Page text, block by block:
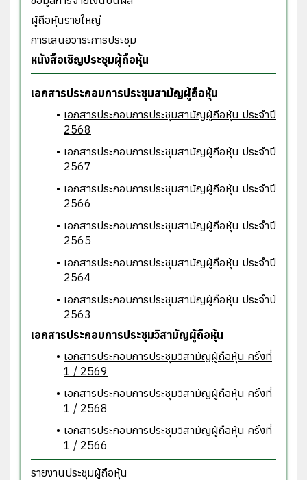
ผู้ถือหุ้นรายใหญ่
การเสนอวาระการประชุม
หนังสือเชิญประชุมผู้ถือหุ้น
เอกสารประกอบการประชุมสามั ญผู้ถือหุ้น
เอกสารประกอบการประชุมสามั ญผู้ถือหุ้น ประจำปี
2568
เอกสารประกอบการประชุมสามั ญผู้ถือหุ้น ประจำปี
2567
เอกสารประกอบการประชุมสามั ญผู้ถือหุ้น ประจำปี
2566
เอกสารประกอบการประชุมสามั ญผู้ถือหุ้น ประจำปี
2565
เอกสารประกอบการประชุมสามั ญผู้ถือหุ้น ประจำปี
2564
เอกสารประกอบการประชุมสามั ญผู้ถือหุ้น ประจำปี
2563
เอกสารประกอบการประชุมวิสามั ญผู้ถือหุ้น
เอกสารประกอบการประชุมวิสามั ญผู้ถือหุ้น ครั้งที่
1 / 2569
เอกสารประกอบการประชุมวิสามั ญผู้ถือหุ้น ครั้งที่
1 / 2568
เอกสารประกอบการประชุมวิสามั ญผู้ถือหุ้น ครั้งที่
1 / 2566
รายงานประชุมผู้ถือหุ้น